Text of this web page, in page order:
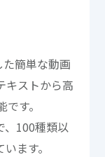
簡単な動画
キストから高
す。
、100種類以
ます。